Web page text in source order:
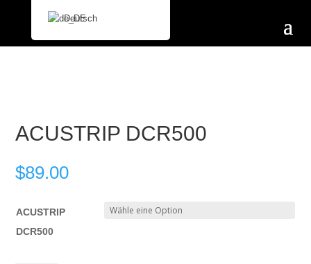
ACUSTRIP DCR500
$89.00
ACUSTRIP
DCR500
Deutsch